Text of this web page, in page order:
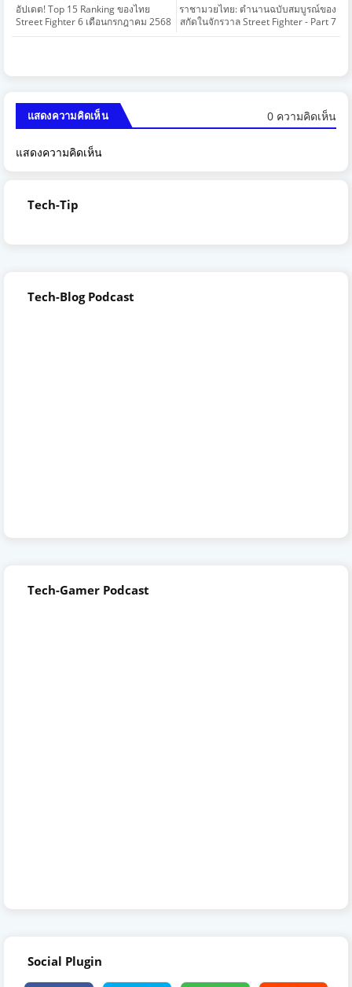
ราชามวยไทย: ตำนานฉบับสมบูรณ์ของ
สกัดในจักรวาล Street Fighter - Part 7
อัปเดต! Top 15 Ranking ของไทย
Street Fighter 6 เดือนกรกฎาคม 2568
แสดงความคิดเห็น 0 ความคิดเห็น
แสดงความคิดเห็น
Tech-Tip
Tech-Blog Podcast
Tech-Gamer Podcast
Social Plugin